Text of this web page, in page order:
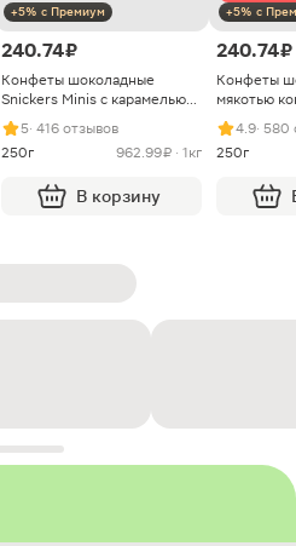
+5% с Премиум
240.74 ₽
Конфеты шоколадные
Snickers Minis с карамелью
арахисом и нугой
5· 416 отзывов
250г
962.99 ₽ · 1кг
В корзину
+5% с
240.74 ₽
Конфеты
мякотью
4.9· 580
250г